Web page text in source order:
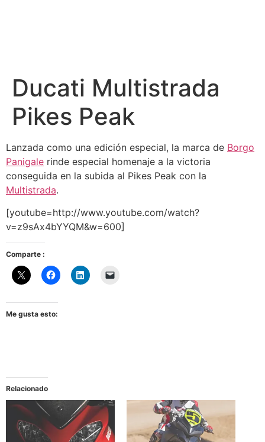
Ducati Multistrada
Pikes Peak
Lanzada como una edición especial, la marca de Borgo
Panigale rinde especial homenaje a la victoria
conseguida en la subida al Pikes Peak con la
Multistrada.
[youtube=http://www.youtube.com/watch?
v=z9sAx4bYYQM&w=600]
Comparte :
Me gusta esto:
Relacionado